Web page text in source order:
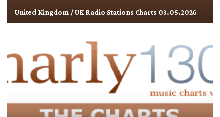
United Kingdom / UK Radio Stations Charts 03.05.2026